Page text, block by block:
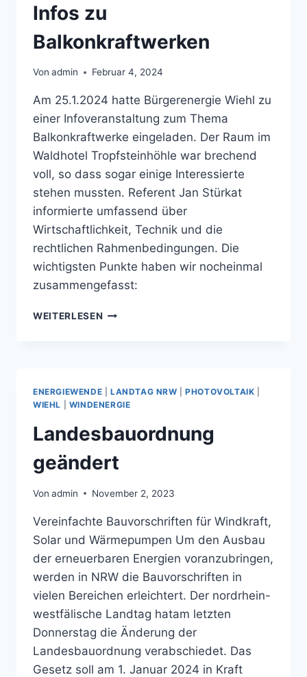
Infos zu
Balkonkraftwerken
Von admin Februar 4, 2024
Am 25.1.2024 hatte Bürgerenergie Wiehl zu
einer Infoveranstaltung zum Thema
Balkonkraftwerke eingeladen. Der Raum im
Waldhotel Tropfsteinhöhle war brechend
voll, so dass sogar einige Interessierte
stehen mussten. Referent Jan Stürkat
informierte umfassend über
Wirtschaftlichkeit, Technik und die
rechtlichen Rahmenbedingungen. Die
wichtigsten Punkte haben wir nocheinmal
zusammengefasst:
WEITERLESEN INFOS
ENERGIEWENDE LANDTAG NRW |PHOTOVOLTAIK
WIEHL
WINDENERGIE
Landesbauordnung
geändert
Von admin November 2, 2023
Vereinfachte Bauvorschriften für Windkraft,
Solar und Wärmepumpen Um den Ausbau
der erneuerbaren Energien voranzubringen,
werden in NRW die Bauvorschriften in
vielen Bereichen erleichtert. Der nordrhein-
westfälische Landtag hatam letzten
Donnerstag die Änderung der
Landesbauordnung verabschiedet. Das
Gesetz soll am 1. Januar 2024 in Kraft